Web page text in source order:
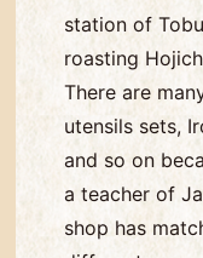
station of
roasting
There are
utensils sets,
and so on
a teacher of
shop has